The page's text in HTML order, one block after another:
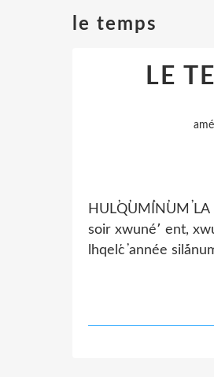
le temps
LE
HUL̓Q̓UM̓ÍN̓UM̓ LA
soir xwuné՚ ent,
lhqel̕c̓ année